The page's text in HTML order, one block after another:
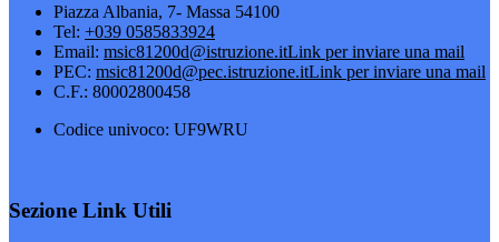
Piazza Albania, 7- Massa 54100
Tel: +039 0585833924
Email: msic81200d@istruzione.itLink per inviare una mail
PEC: msic81200d@pec.istruzione.itLink per inviare una mail
C.F.: 80002800458
Codice univoco: UF9WRU
Sezione Link Utili